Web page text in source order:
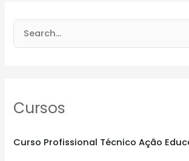
c
f
Cursos
Curso Profissional Técnico Ação